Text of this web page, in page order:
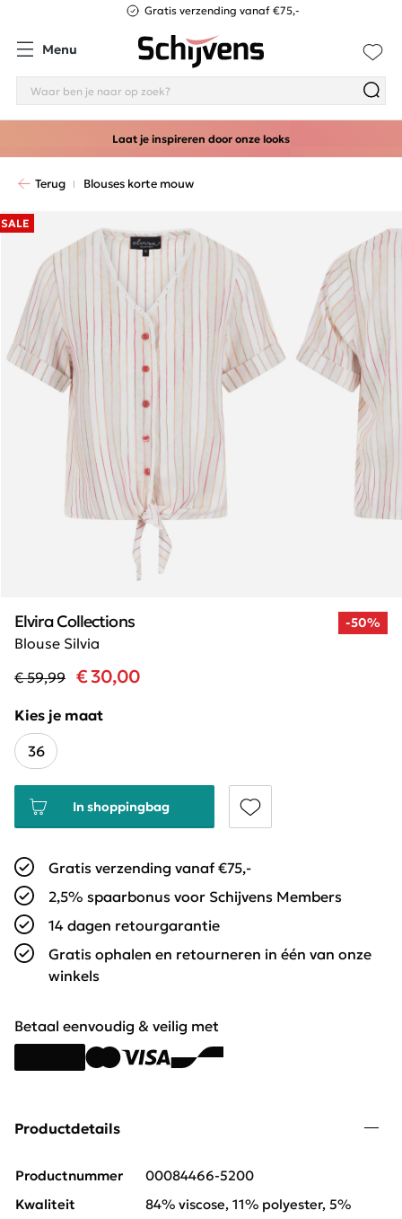
Gratis verzending vanaf €75,-
Menu
Laat je inspireren door onze looks
Terug Blouses korte mouw
SALE
-50%
Blouse Silvia
Elvira Collections
€ 59,99 € 30,00
Kies je maat
36
In shoppingbag
Gratis verzending vanaf €75,-
2,5% spaarbonus voor Schijvens Members
14 dagen retourgarantie
Gratis ophalen en retourneren in één van onze
winkels
Betaal eenvoudig & veilig met
Productdetails
Productnummer
00084466-5200
Kwaliteit
84% viscose, 11% polyester, 5%